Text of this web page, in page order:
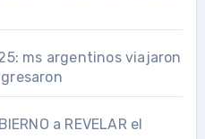
ms argentinos viajaron
a REVELAR el